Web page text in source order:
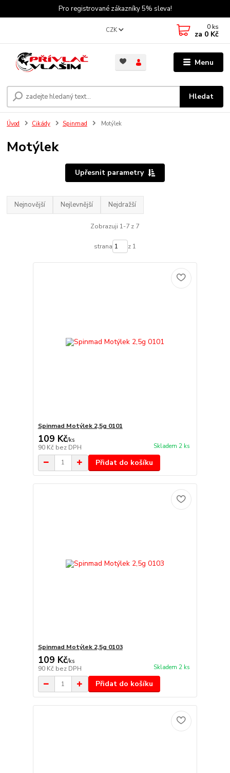
Pro registrované zákazníky 5% sleva!
Menu
CZK
Hledat
0 ks
za 0 Kč
Úvod Cikády Spinmad Motýlek
Motýlek
Upřesnit parametry
Nejnovější Nejlevnější Nejdražší
Zobrazuji 1-7 z 7
strana z 1
Spinmad Motýlek 2,5g 0101
109 Kč/ks
90 Kč bez DPH Skladem 2 ks
Přidat do košíku
Spinmad Motýlek 2,5g 0103
109 Kč/ks
90 Kč bez DPH Skladem 2 ks
Přidat do košíku